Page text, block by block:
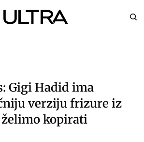
Gigi Hadid ima
verziju frizure iz
kopirati